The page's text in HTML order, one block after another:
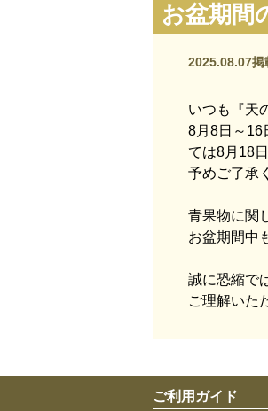
お盆期間
2025.08.07掲
いつも『天
8月8日～16
ては8月18
予めご了承
青果物に関
お盆期間中
誠に恐縮で
ご理解いた
ご利用ガイド